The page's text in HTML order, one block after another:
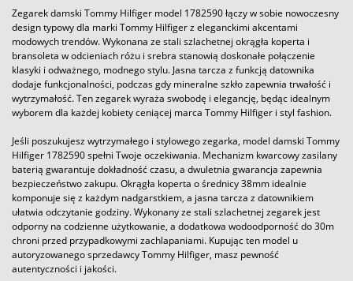
Zegarek damski Tommy Hilfiger model 1782590 łączy w sobie nowoczesny
design typowy dla marki Tommy Hilfiger z eleganckimi akcentami
modowych trendów. Wykonana ze stali szlachetnej okrągła koperta i
bransoleta w odcieniach różu i srebra stanowią doskonałe połączenie
klasyki i odważnego, modnego stylu. Jasna tarcza z funkcją datownika
dodaje funkcjonalności, podczas gdy mineralne szkło zapewnia trwałość i
wytrzymałość. Ten zegarek wyraża swobodę i elegancję, będąc idealnym
wyborem dla każdej kobiety ceniącej marca Tommy Hilfiger i styl fashion.
Jeśli poszukujesz wytrzymałego i stylowego zegarka, model damski Tommy
Hilfiger 1782590 spełni Twoje oczekiwania. Mechanizm kwarcowy zasilany
baterią gwarantuje dokładność czasu, a dwuletnia gwarancja zapewnia
bezpieczeństwo zakupu. Okrągła koperta o średnicy 38mm idealnie
komponuje się z każdym nadgarstkiem, a jasna tarcza z datownikiem
ułatwia odczytanie godziny. Wykonany ze stali szlachetnej zegarek jest
odporny na codzienne użytkowanie, a dodatkowa wodoodporność do 30m
chroni przed przypadkowymi zachlapaniami. Kupując ten model u
autoryzowanego sprzedawcy Tommy Hilfiger, masz pewność
autentyczności i jakości.